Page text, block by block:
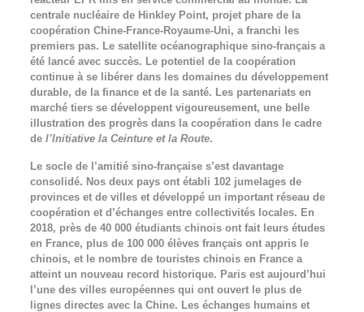
centrale nucléaire de Hinkley Point, projet phare de la
coopération Chine-France-Royaume-Uni, a franchi les
premiers pas. Le satellite océanographique sino-français a
été lancé avec succès. Le potentiel de la coopération
continue à se libérer dans les domaines du développement
durable, de la finance et de la santé. Les partenariats en
marché tiers se développent vigoureusement, une belle
illustration des progrès dans la coopération dans le cadre
de l’Initiative la Ceinture et la Route.
Le socle de l’amitié sino-française s’est davantage
consolidé. Nos deux pays ont établi 102 jumelages de
provinces et de villes et développé un important réseau de
coopération et d’échanges entre collectivités locales. En
2018, près de 40 000 étudiants chinois ont fait leurs études
en France, plus de 100 000 élèves français ont appris le
chinois, et le nombre de touristes chinois en France a
atteint un nouveau record historique. Paris est aujourd’hui
l’une des villes européennes qui ont ouvert le plus de
lignes directes avec la Chine. Les échanges humains et